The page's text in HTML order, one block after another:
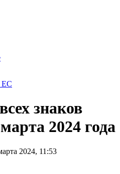
ЕС
знаков
2024 года
2024, 11:53